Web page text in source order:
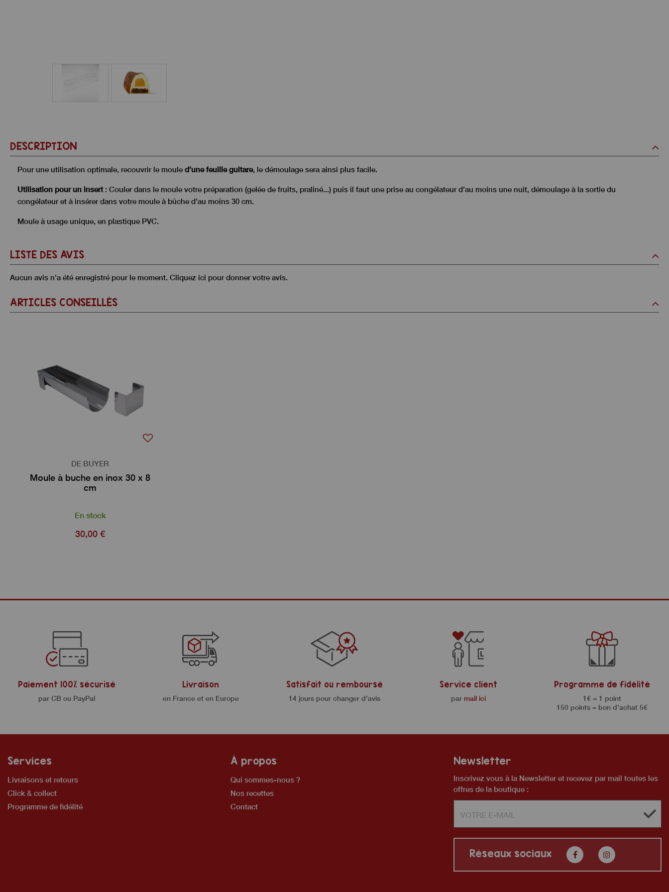
DESCRIPTION
Pour une utilisation optimale, recouvrir le moule d'une feuille guitare, le démoulage sera ainsi plus facile.
Utilisation pour un insert: Couler dans le moule votre préparation (gelée de fruits, praliné...) puis il faut une prise au congélateur d'au moins une nuit, démoulage à la sortie du
congélateur et à insérer dans votre moule à bûche d'au moins 30 cm.
Moule à usage unique, en plastique PVC.
LISTE DES AVIS
Aucun avis n'a été enregistré pour le moment. Cliquez ici pour donner votre avis.
ARTICLES CONSEILLÉS
DE BUYER
Moule à buche en inox 30 x 8
cm
En stock
30,00 €
Paiement 100% sécurisé
par CB ou PayPal
Livraison
en France et en Europe
Satisfait ou remboursé
14 jours pour changer d'avis
Service client
par mail ici
Programme de fidélité
1€ = 1 point
150 points = bon d’achat 5€
Services
Livraisons et retours
Click & collect
Programme de fidélité
À propos
Qui sommes-nous ?
Nos recettes
Contact
Newsletter
Inscrivez vous à la Newsletter et recevez par mail toutes les
offres de la boutique :
Réseaux sociaux